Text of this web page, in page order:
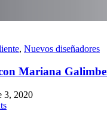
, Nuevos diseñadores
Mariana
3, 2020